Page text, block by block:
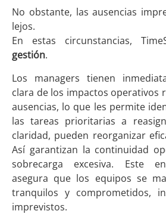
No obstante, las ausencias
lejos.
En estas circunstancias,
gestión.
Los managers tienen
clara de los impactos operativos
ausencias, lo que les permite
las tareas prioritarias a
claridad, pueden reorganizar
Así garantizan la continuidad
sobrecarga excesiva. Este
asegura que los equipos se
tranquilos y comprometidos,
imprevistos.